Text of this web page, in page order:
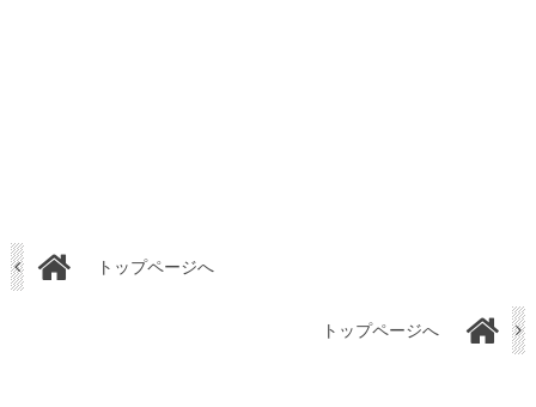
トップページへ
トップページへ